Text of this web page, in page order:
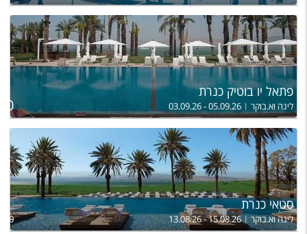
פתאל יו בוטיק כנרת
לינה וא.בוקר 03.09.26 - 05.09.26
סטאי כנרת
לינה וא.בוקר 13.08.26 - 15.08.26